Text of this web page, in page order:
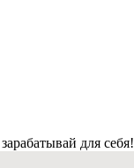
для себя!